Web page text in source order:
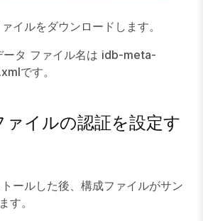
イルをダウンロードします。
タ ファイル名は idb-meta-
です。
イルの認証を設定す
ールした後、構成ファイルがサン
す。